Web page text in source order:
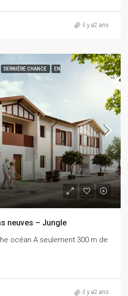
il y a2 ans
DERNIÈRE CHANCE EN
neuves – Jungle
océan A seulement 300 m de
il y a2 ans